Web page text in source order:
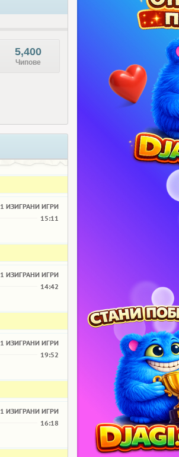
5,400
Чипове
1 ИЗИГРАНИ ИГРИ
15:11
1 ИЗИГРАНИ ИГРИ
14:42
1 ИЗИГРАНИ ИГРИ
19:52
1 ИЗИГРАНИ ИГРИ
16:18